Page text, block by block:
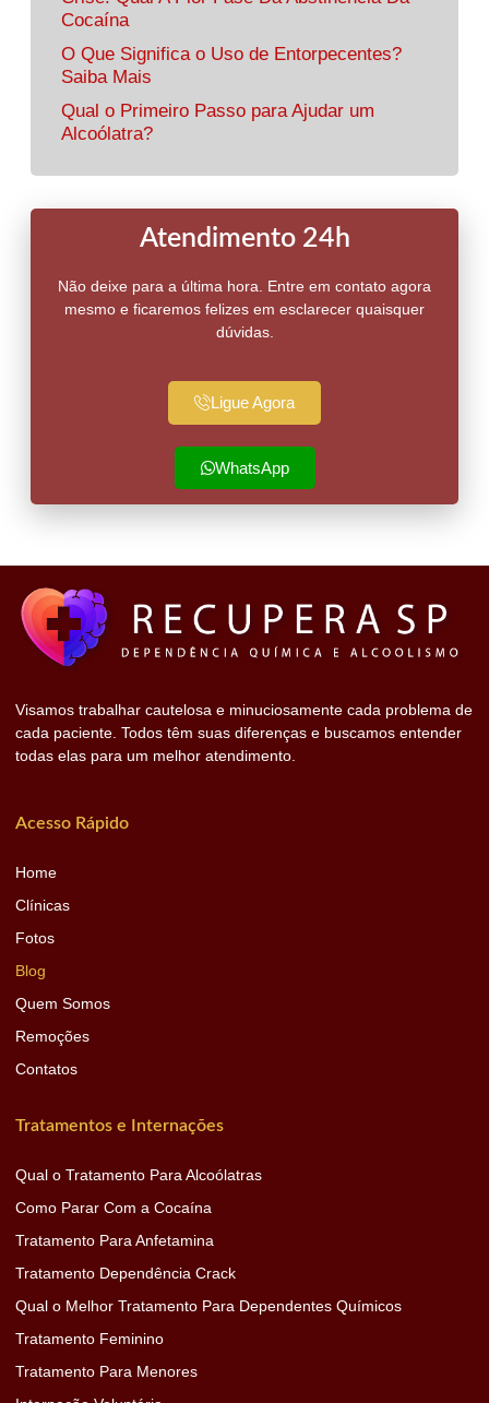
Cocaína
O Que Significa o Uso de Entorpecentes?
Saiba Mais
Qual o Primeiro Passo para Ajudar um
Alcoólatra?
Atendimento 24h
Não deixe para a última hora. Entre em contato agora
mesmo e ficaremos felizes em esclarecer quaisquer
dúvidas.
Ligue Agora
WhatsApp
Visamos trabalhar cautelosa e minuciosamente cada problema de
cada paciente. Todos têm suas diferenças e buscamos entender
todas elas para um melhor atendimento.
Acesso Rápido
Home
Clínicas
Fotos
Blog
Quem Somos
Remoções
Contatos
Tratamentos e Internações
Qual o Tratamento Para Alcoólatras
Como Parar Com a Cocaína
Tratamento Para Anfetamina
Tratamento Dependência Crack
Qual o Melhor Tratamento Para Dependentes Químicos
Tratamento Feminino
Tratamento Para Menores